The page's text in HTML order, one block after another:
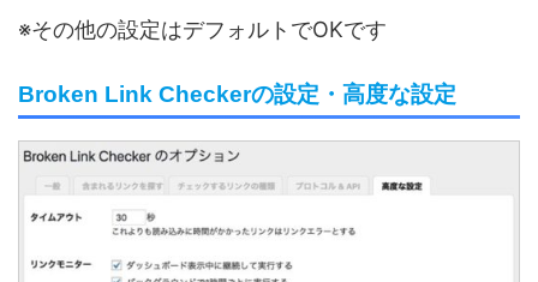
※その他の設定はデフォルトでOKです
Broken Link Checkerの設定・高度な設定